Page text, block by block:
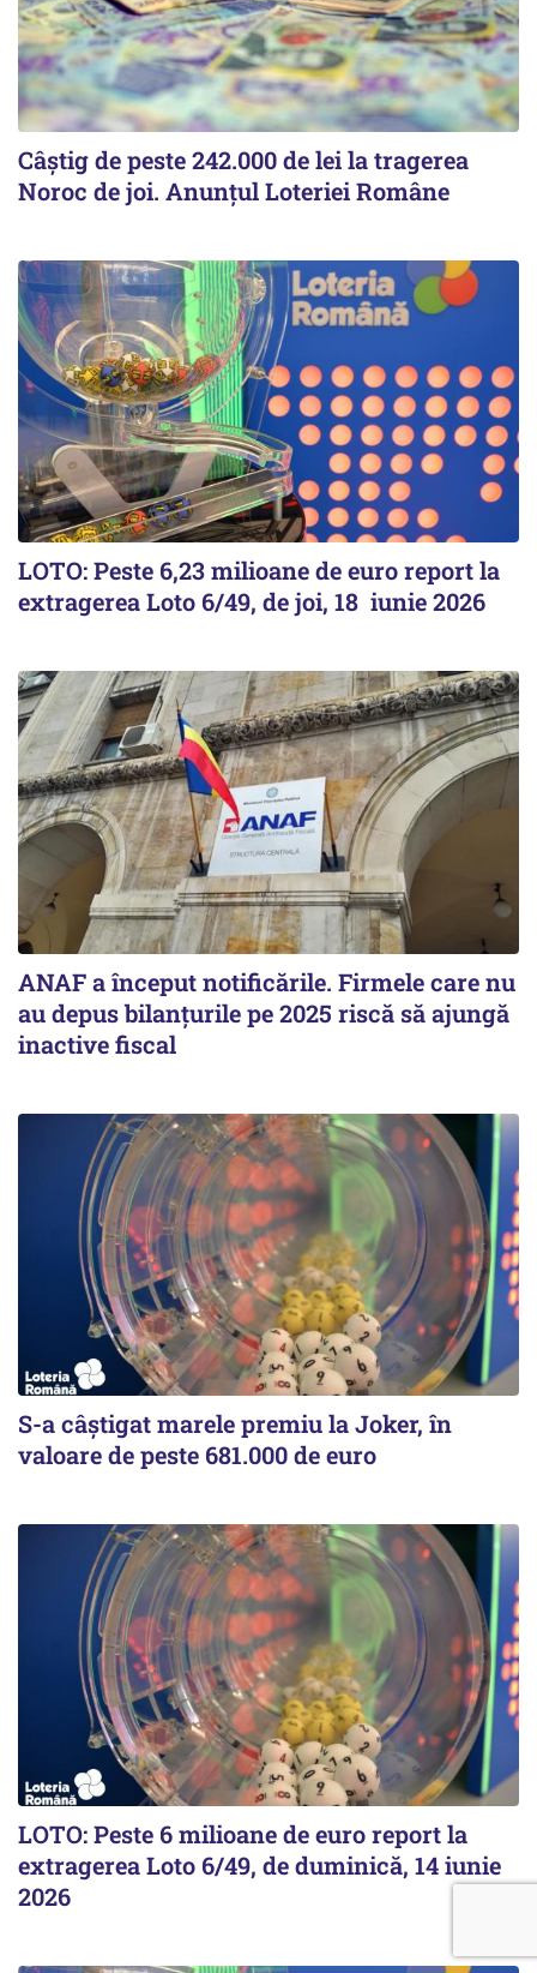
Câștig de peste 242.000 de lei la tragerea
Noroc de joi. Anunțul Loteriei Române
LOTO: Peste 6,23 milioane de euro report la
extragerea Loto 6/49, de joi, 18 iunie 2026
ANAF a început notificările. Firmele care nu
au depus bilanțurile pe 2025 riscă să ajungă
inactive fiscal
S-a câștigat marele premiu la Joker, în
valoare de peste 681.000 de euro
LOTO: Peste 6 milioane de euro report la
extragerea Loto 6/49, de duminică, 14 iunie
2026